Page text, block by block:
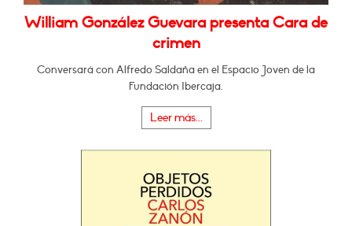
William González Guevara presenta Cara de
crimen
Conversará con Alfredo Saldaña en el Espacio Joven de la
Fundación Ibercaja.
Leer más...